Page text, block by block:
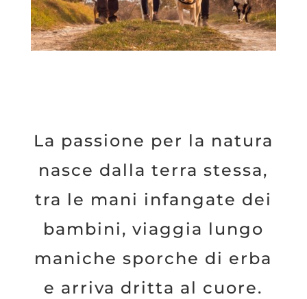
La passione per la natura
nasce dalla terra stessa,
tra le mani infangate dei
bambini, viaggia lungo
maniche sporche di erba
e arriva dritta al cuore.